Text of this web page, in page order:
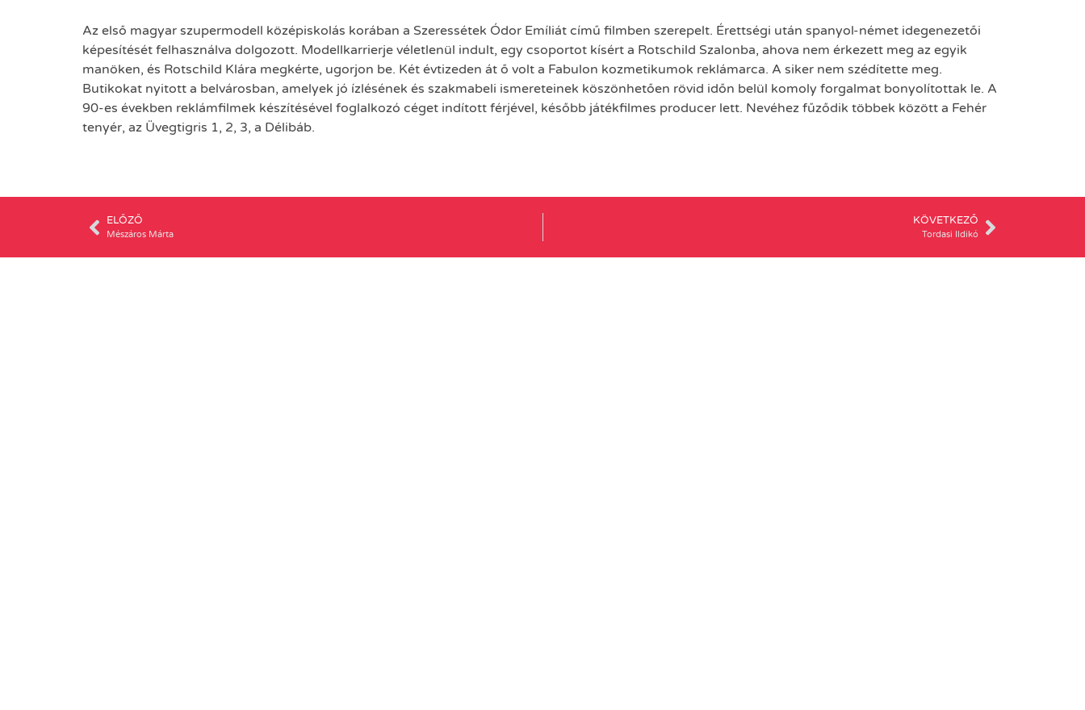
Az első magyar szupermodell középiskolás korában a Szeressétek Ódor Emíliát című filmben szerepelt. Érettségi után spanyol-német idegenezetői
képesítését felhasználva dolgozott. Modellkarrierje véletlenül indult, egy csoportot kísért a Rotschild Szalonba, ahova nem érkezett meg az egyik
manöken, és Rotschild Klára megkérte, ugorjon be. Két évtizeden át ő volt a Fabulon kozmetikumok reklámarca. A siker nem szédítette meg.
Butikokat nyitott a belvárosban, amelyek jó ízlésének és szakmabeli ismereteinek köszönhetően rövid időn belül komoly forgalmat bonyolítottak le. A
90-es években reklámfilmek készítésével foglalkozó céget indított férjével, később játékfilmes producer lett. Nevéhez fűződik többek között a Fehér
tenyér, az Üvegtigris 1, 2, 3, a Délibáb.
ELŐZŐ
Mészáros Márta
KÖVETKEZŐ
Tordasi Ildikó